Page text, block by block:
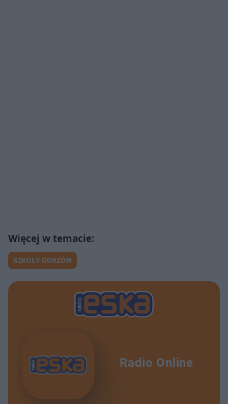
SZKOŁY GORZÓW
Radio Online